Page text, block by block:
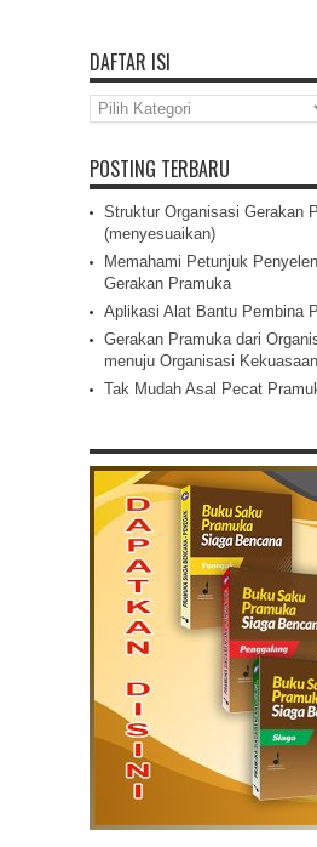
DAFTAR ISI
Daftar
Isi
POSTING TERBARU
Struktur Organisasi Gerakan
(menyesuaikan)
Memahami Petunjuk
Gerakan Pramuka
Aplikasi Alat Bantu Pembina
Gerakan Pramuka dari
menuju Organisasi
Tak Mudah Asal Pecat